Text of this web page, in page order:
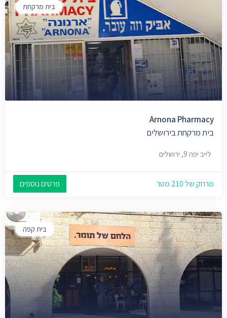
בית מרקחת
Arnona Pharmacy
בית מרקחת בירושלים
לייב יפה 9, ירושלים
מרחק של 210 מטר פרטים נוספים
בית קפה